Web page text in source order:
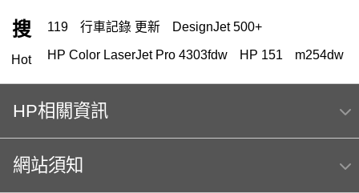
搜
Hot
119 行車記錄 更新 DesignJet 500+
HP Color LaserJet Pro 4303fdw HP 151 m254dw
HP Color Laser jet M856dn A3彩色雷射印表機
Hp564 MFP E47528f HP 222
hp Color LaserJet Pro MFP M283fdw 無線雙面觸控彩
HP相關資訊
網站須知